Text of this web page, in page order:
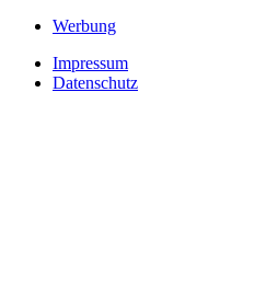
Werbung
Impressum
Datenschutz